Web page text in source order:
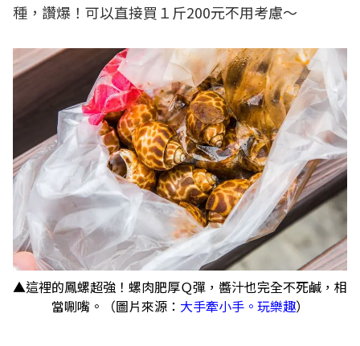
種，讚爆！可以直接買１斤200元不用考慮～
▲這裡的鳳螺超強！螺肉肥厚Ｑ彈，醬汁也完全不死鹹，相
當唰嘴。（圖片來源： 大手牽小手。玩樂趣）